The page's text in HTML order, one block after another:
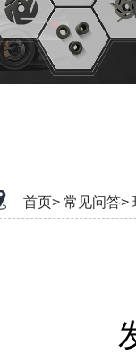
首页> 常见问答>